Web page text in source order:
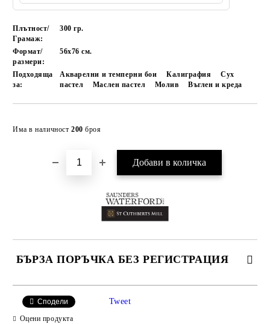
Плътност/
Грамаж:
300 гр.
Формат/
размери:
56х76 см.
Подходяща
за:
Акварелни и темперни бои Калиграфия
Сух
пастел
Маслен пастел Молив Въглен и креда
Има в наличност 200 броя
БЪРЗА ПОРЪЧКА БЕЗ РЕГИСТРАЦИЯ
Сподели Tweet
Оцени продукта